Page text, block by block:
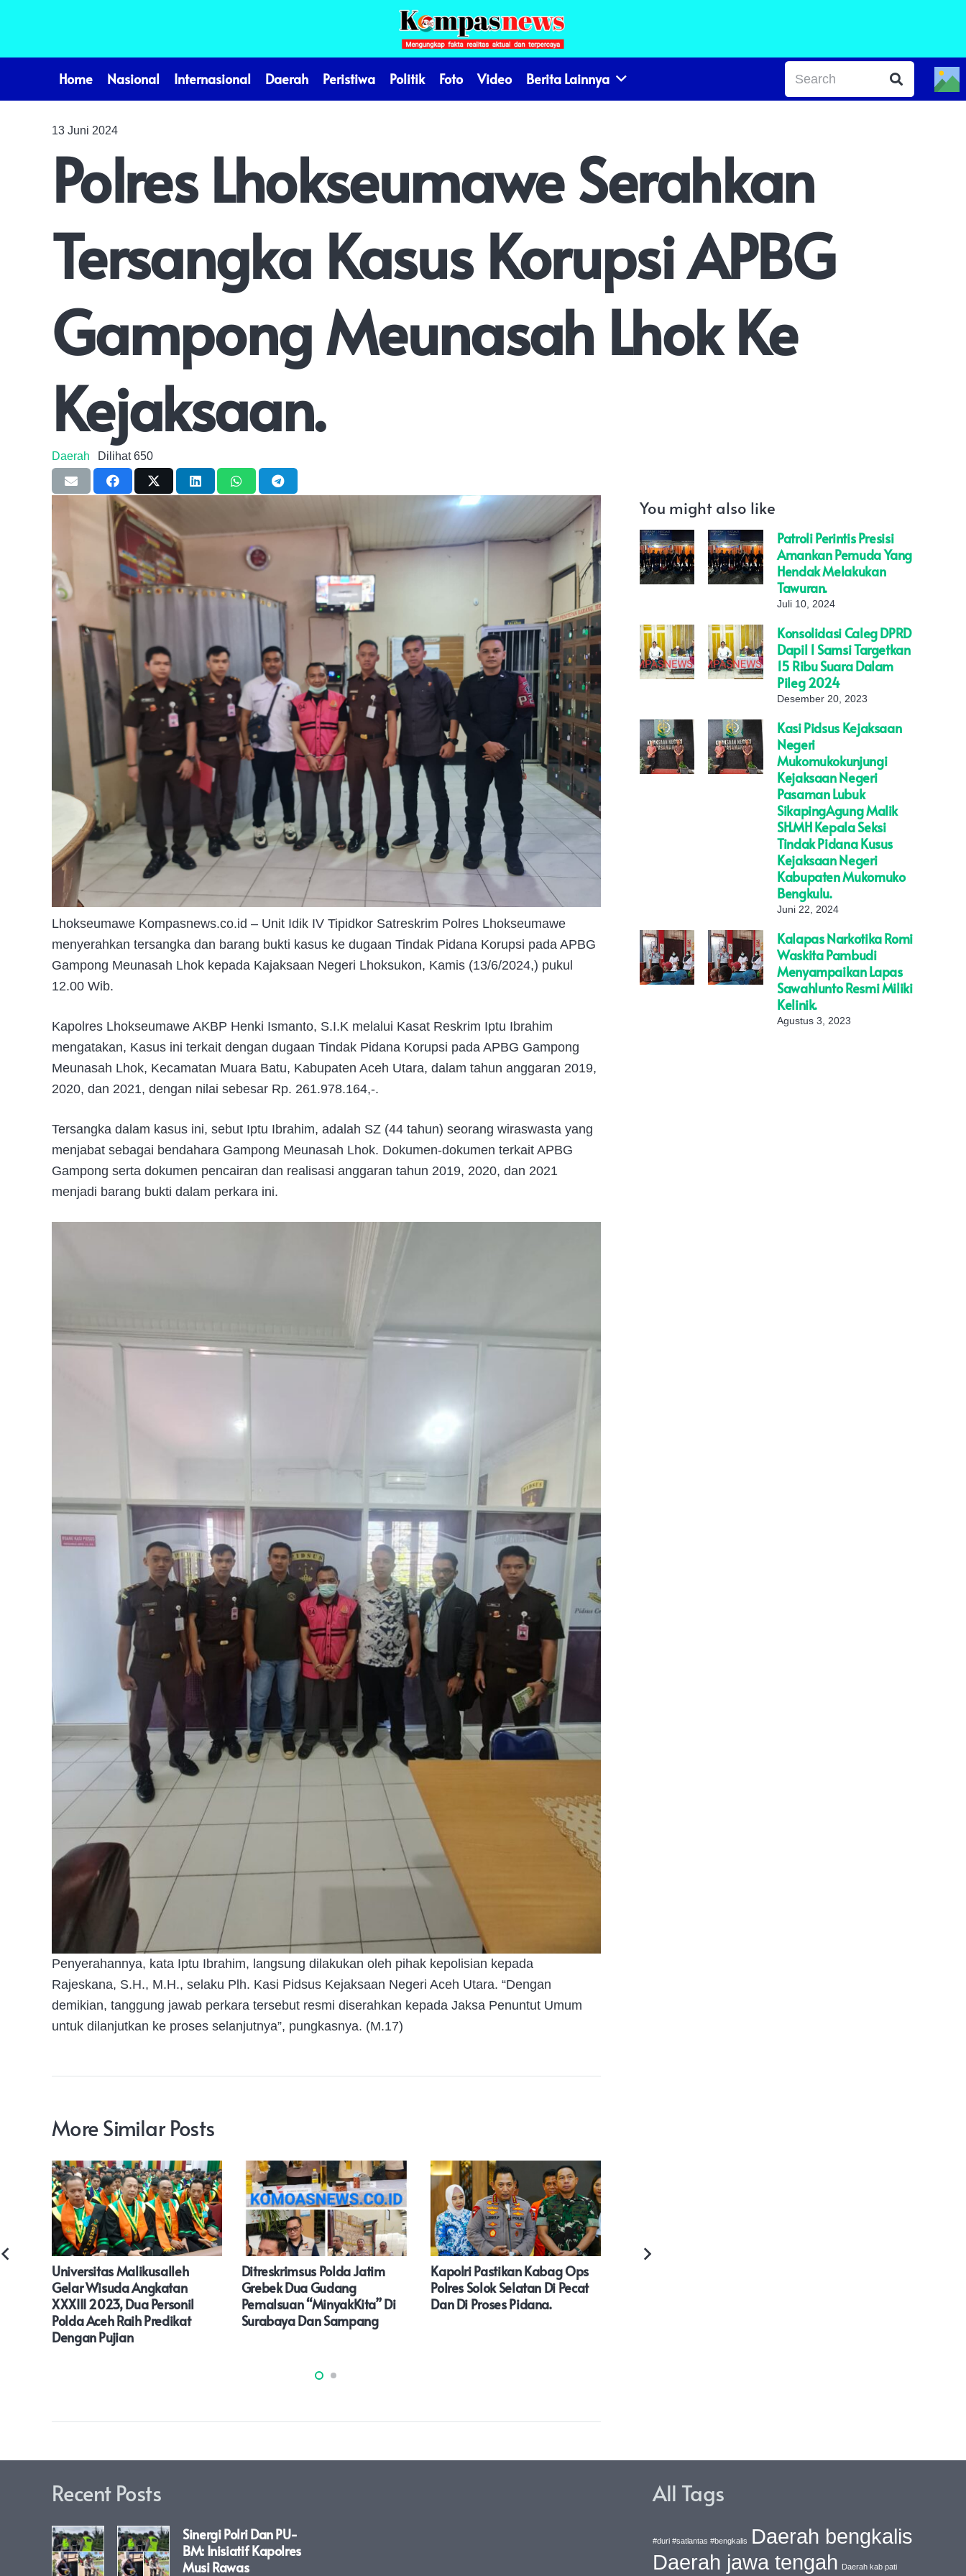
Home Nasional Internasional Daerah Peristiwa Politik Foto Video Berita Lainnya
13 Juni 2024
Polres Lhokseumawe Serahkan
Tersangka Kasus Korupsi APBG
Gampong Meunasah Lhok Ke
Kejaksaan.
Daerah Dilihat650
Lhokseumawe Kompasnews.co.id – Unit Idik IV Tipidkor Satreskrim Polres Lhokseumawe
menyerahkan tersangka dan barang bukti kasus ke dugaan Tindak Pidana Korupsi pada APBG
Gampong Meunasah Lhok kepada Kajaksaan Negeri Lhoksukon, Kamis (13/6/2024,) pukul
12.00 Wib.
Kapolres Lhokseumawe AKBP Henki Ismanto, S.I.K melalui Kasat Reskrim Iptu Ibrahim
mengatakan, Kasus ini terkait dengan dugaan Tindak Pidana Korupsi pada APBG Gampong
Meunasah Lhok, Kecamatan Muara Batu, Kabupaten Aceh Utara, dalam tahun anggaran 2019,
2020, dan 2021, dengan nilai sebesar Rp. 261.978.164,-.
Tersangka dalam kasus ini, sebut Iptu Ibrahim, adalah SZ (44 tahun) seorang wiraswasta yang
menjabat sebagai bendahara Gampong Meunasah Lhok. Dokumen-dokumen terkait APBG
Gampong serta dokumen pencairan dan realisasi anggaran tahun 2019, 2020, dan 2021
menjadi barang bukti dalam perkara ini.
Penyerahannya, kata Iptu Ibrahim, langsung dilakukan oleh pihak kepolisian kepada
Rajeskana, S.H., M.H., selaku Plh. Kasi Pidsus Kejaksaan Negeri Aceh Utara. “Dengan
demikian, tanggung jawab perkara tersebut resmi diserahkan kepada Jaksa Penuntut Umum
untuk dilanjutkan ke proses selanjutnya”, pungkasnya. (M.17)
You might also like
Patroli Perintis Presisi
Amankan Pemuda Yang
Hendak Melakukan
Tawuran.
Juli 10, 2024
Konsolidasi Caleg DPRD
Dapil 1 Samsi Targetkan
15 Ribu Suara Dalam
Pileg 2024
Desember 20, 2023
Kasi Pidsus Kejaksaan
Negeri
Mukomukokunjungi
Kejaksaan Negeri
Pasaman Lubuk
SikapingAgung Malik
SH.MH Kepala Seksi
Tindak Pidana Kusus
Kejaksaan Negeri
Kabupaten Mukomuko
Bengkulu.
Juni 22, 2024
Kalapas Narkotika Romi
Waskita Pambudi
Menyampaikan Lapas
Sawahlunto Resmi Miliki
Kelinik.
Agustus 3, 2023
More Similar Posts
Universitas Malikusalleh
Gelar Wisuda Angkatan
XXXIII 2023, Dua Personil
Polda Aceh Raih Predikat
Dengan Pujian
Ditreskrimsus Polda Jatim
Grebek Dua Gudang
Pemalsuan “MinyakKita” Di
Surabaya Dan Sampang
Kapolri Pastikan Kabag Ops
Polres Solok Selatan Di Pecat
Dan Di Proses Pidana.
Recent Posts
Sinergi Polri Dan PU-
BM: Inisiatif Kapolres
Musi Rawas
All Tags
#duri #satlantas #bengkalis
Daerah bengkalis
Daerah jawa tengah Daerah kab pati